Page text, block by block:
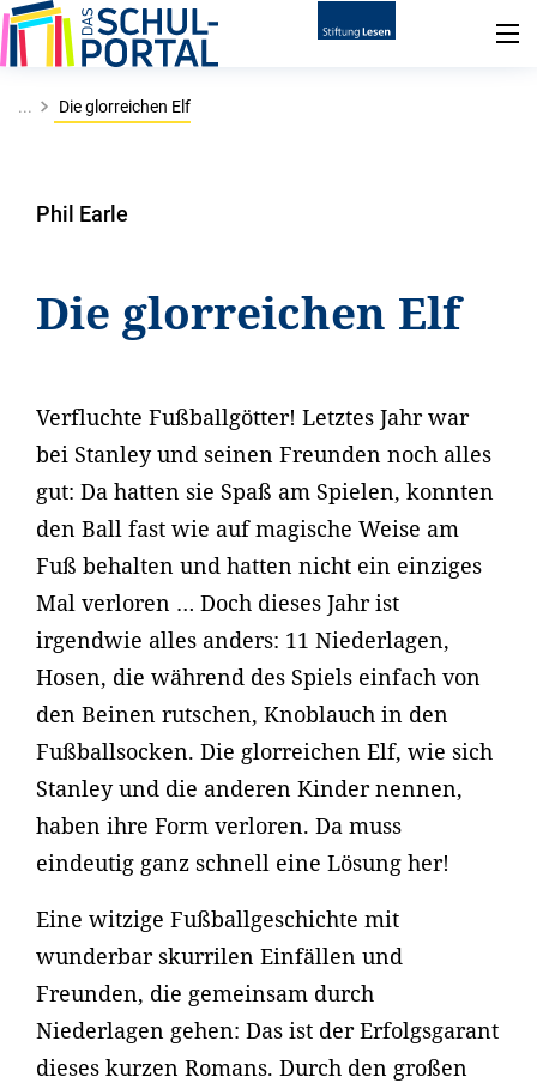
... Die glorreichen Elf
Phil Earle
Die glorreichen Elf
Verfluchte Fußballgötter! Letztes Jahr war
bei Stanley und seinen Freunden noch alles
gut: Da hatten sie Spaß am Spielen, konnten
den Ball fast wie auf magische Weise am
Fuß behalten und hatten nicht ein einziges
Mal verloren … Doch dieses Jahr ist
irgendwie alles anders: 11 Niederlagen,
Hosen, die während des Spiels einfach von
den Beinen rutschen, Knoblauch in den
Fußballsocken. Die glorreichen Elf, wie sich
Stanley und die anderen Kinder nennen,
haben ihre Form verloren. Da muss
eindeutig ganz schnell eine Lösung her!
Eine witzige Fußballgeschichte mit
wunderbar skurrilen Einfällen und
Freunden, die gemeinsam durch
Niederlagen gehen: Das ist der Erfolgsgarant
dieses kurzen Romans. Durch den großen